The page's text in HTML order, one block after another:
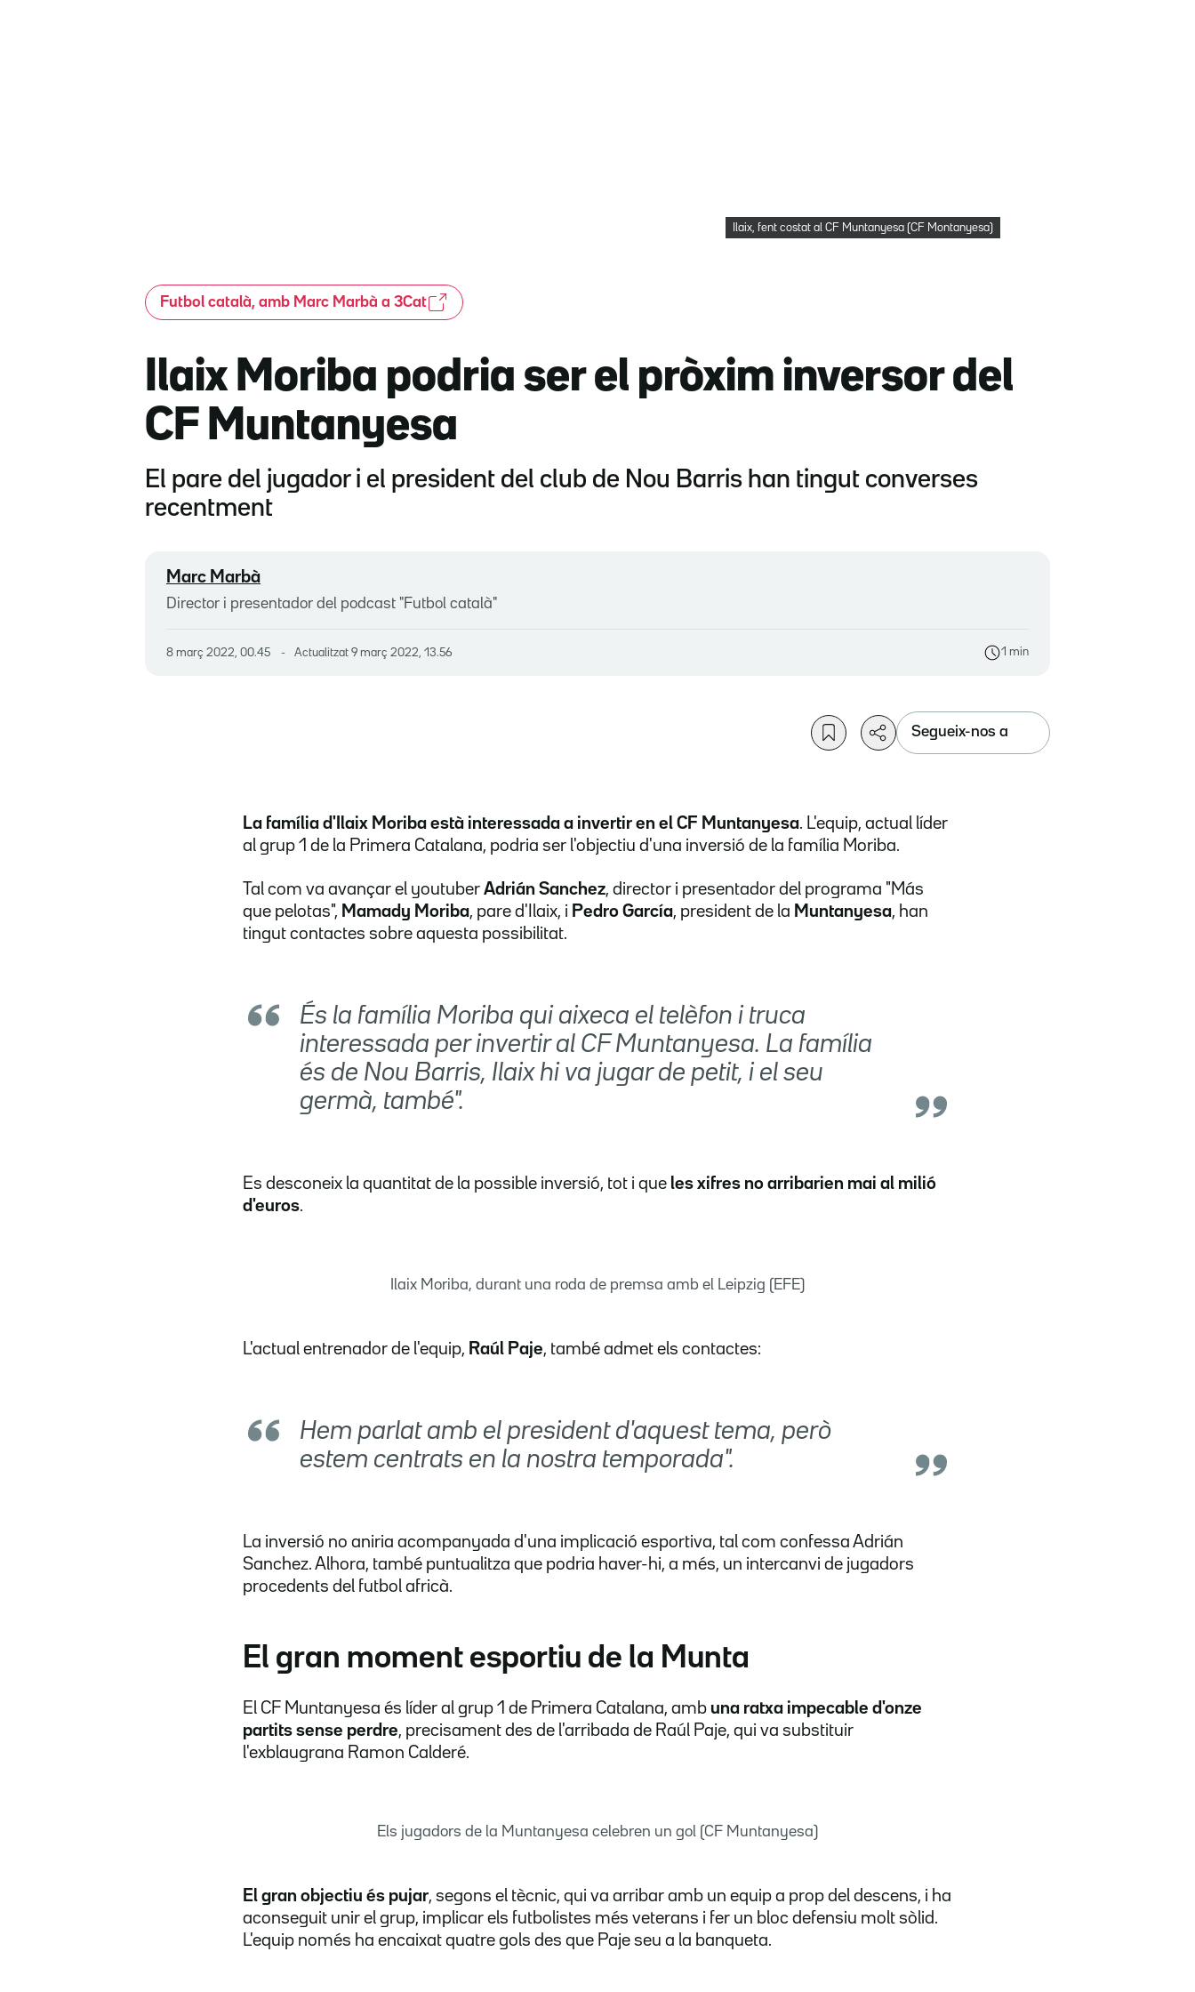
Ilaix, fent costat al CF Muntanyesa (CF Montanyesa)
Futbol català, amb Marc Marbà a 3Cat
Ilaix Moriba podria ser el pròxim inversor del
CF Muntanyesa
El pare del jugador i el president del club de Nou Barris han tingut converses
recentment
Marc Marbà
Director i presentador del podcast "Futbol català"
8 març 2022, 00.45 Actualitzat 9 març 2022, 13.56 1 min
Segueix-nos a
La família d'Ilaix Moriba està interessada a invertir en el CF Muntanyesa. L'equip, actual líder
al grup 1 de la Primera Catalana, podria ser l'objectiu d'una inversió de la família Moriba.
Tal com va avançar el youtuber Adrián Sanchez, director i presentador del programa "Más
que pelotas", Mamady Moriba, pare d'Ilaix, i Pedro García, president de la Muntanyesa, han
tingut contactes sobre aquesta possibilitat.
És la família Moriba qui aixeca el telèfon i truca
interessada per invertir al CF Muntanyesa. La família
és de Nou Barris, Ilaix hi va jugar de petit, i el seu
germà, també".
Es desconeix la quantitat de la possible inversió, tot i que les xifres no arribarien mai al milió
d'euros.
Ilaix Moriba, durant una roda de premsa amb el Leipzig (EFE)
L'actual entrenador de l'equip, Raúl Paje, també admet els contactes:
Hem parlat amb el president d'aquest tema, però
estem centrats en la nostra temporada".
La inversió no aniria acompanyada d'una implicació esportiva, tal com confessa Adrián
Sanchez. Alhora, també puntualitza que podria haver-hi, a més, un intercanvi de jugadors
procedents del futbol africà.
El gran moment esportiu de la Munta
El CF Muntanyesa és líder al grup 1 de Primera Catalana, amb una ratxa impecable d'onze
partits sense perdre, precisament des de l'arribada de Raúl Paje, qui va substituir
l'exblaugrana Ramon Calderé.
Els jugadors de la Muntanyesa celebren un gol (CF Muntanyesa)
El gran objectiu és pujar, segons el tècnic, qui va arribar amb un equip a prop del descens, i ha
aconseguit unir el grup, implicar els futbolistes més veterans i fer un bloc defensiu molt sòlid.
L'equip només ha encaixat quatre gols des que Paje seu a la banqueta.